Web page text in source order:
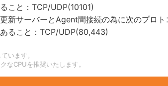
ること：TCP/UDP(10101)
更新サーバーとAgent間接続の為に次のプロ
あること：TCP/UDP(80,443)
います。
なCPUを推奨いたします。